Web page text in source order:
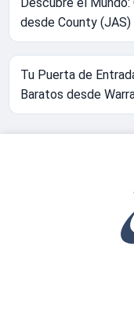
Descubre el
desde County (JAS)
Tu Puerta de
Baratos desde